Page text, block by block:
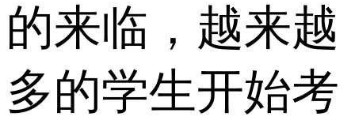
的来临，越来越
多的学生开始考